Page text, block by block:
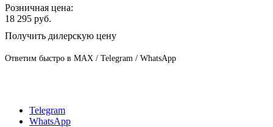
Розничная цена:
18 295 руб.
Получить дилерскую цену
Ответим быстро в MAX / Telegram / WhatsApp
Telegram
WhatsApp